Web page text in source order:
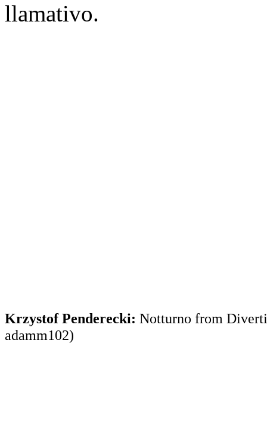
llamativo.
Krzystof Penderecki: Notturno from
adamm102)